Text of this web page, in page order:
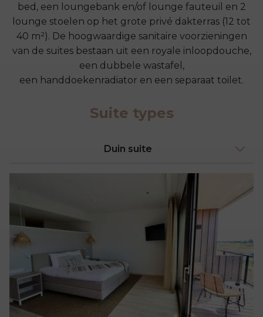
bed, een loungebank en/of lounge fauteuil en 2
lounge stoelen op het grote privé dakterras (12 tot
40 m²). De hoogwaardige sanitaire voorzieningen
van de suites bestaan uit een royale inloopdouche,
een dubbele wastafel,
een handdoekenradiator en een separaat toilet.
Suite types
Duin suite